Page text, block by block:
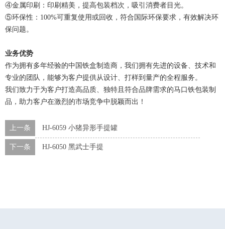
④金属印刷：印刷精美，提高包装档次，吸引消费者目光。
⑤环保性：100%可重复使用或回收，符合国际环保要求，有效解决环
保问题。
业务优势
作为拥有多年经验的中国铁盒制造商，我们拥有先进的设备、技术和
专业的团队，能够为客户提供从设计、打样到量产的全程服务。
我们致力于为客户打造高品质、独特且符合品牌需求的马口铁包装制
品，助力客户在激烈的市场竞争中脱颖而出！
上一条 HJ-6059 小猪异形手提罐
下一条 HJ-6050 黑武士手提